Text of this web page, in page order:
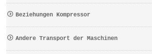
Beziehungen Kompressor
Andere Transport der Maschinen